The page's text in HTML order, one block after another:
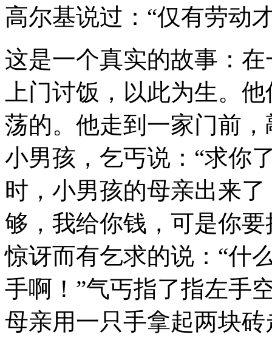
高尔基说过：“仅有劳动
这是一个真实的故事：
上门讨饭，以此为生。
荡的。他走到一家门前
小男孩，乞丐说：“求你
时，小男孩的母亲出来
够，我给你钱，可是你
惊讶而有乞求的说：“什
手啊！”气丐指了指左手
母亲用一只手拿起两块